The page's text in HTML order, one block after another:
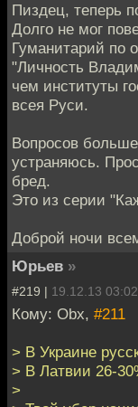
Пиздец, теперь
Долго не мог
Гуманитарий по
"Личность
чем институты
всея Руси.
Вопросов
устраняюсь.
бред.
Это из серии
Доброй ночи
Юрьев »
#219 | 19.12.13 03:02
Кому: Obx, #211
> В Украине
> В Латвии 26-
>